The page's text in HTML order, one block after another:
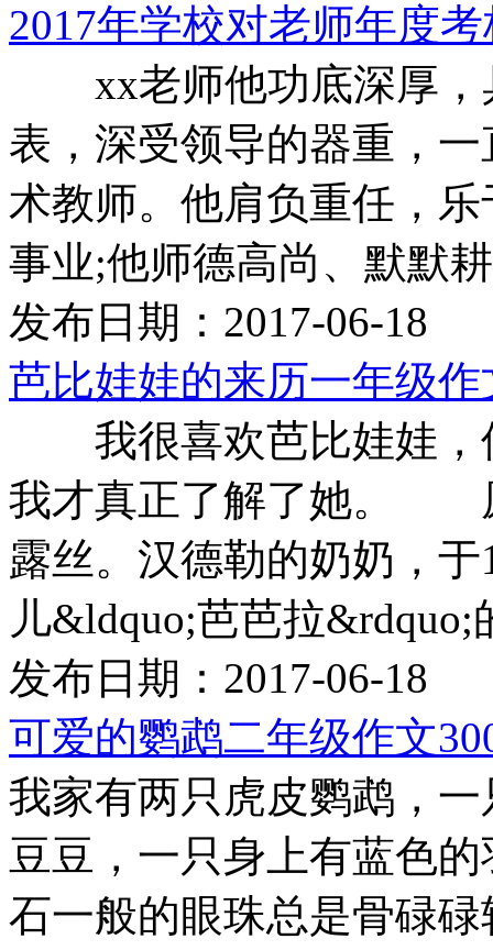
2017年学校对老师年度
xx老师他功底深厚，
表，深受领导的器重，
术教师。他肩负重任，
事业;他师德高尚、默默
发布日期：2017-06-18
芭比娃娃的来历一年级作
我很喜欢芭比娃娃，
我才真正了解了她。
露丝。汉德勒的奶奶，
儿&ldquo;芭芭拉
发布日期：2017-06-18
可爱的鹦鹉二年级作文
我家有两只虎皮鹦鹉，
豆豆，一只身上有蓝色
石一般的眼珠总是骨碌